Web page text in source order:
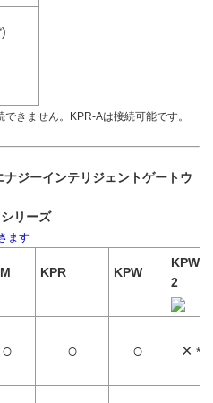
きません。KPR-Aは接続可能です。
ナジーインテリジェントゲートウ
リーズ
KPR KPW
KPW-
2
○ ○ ○ × *1